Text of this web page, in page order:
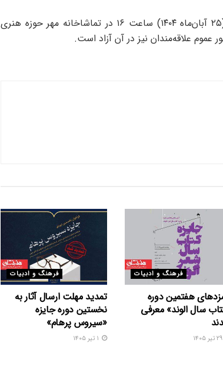
دومین رویداد «تا کتاب» یکشنبه (۲۵ آبان‌ماه ۱۴۰۴) ساعت ۱۶ در تماشاخانه مهر حوزه هنری
عموم علاقه‌مندان نیز در آن آزاد است.
فرهنگ و ادبیات
هفتمین دوره
سال الوند» معرفی
فرهنگ و ادبیات
تمدید مهلت ارسال آثار به
نخستین دوره جایزه
«سیروس پرهام»